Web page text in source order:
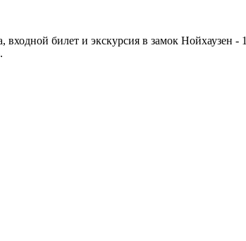
билет и экскурсия в замок Нойхаузен -